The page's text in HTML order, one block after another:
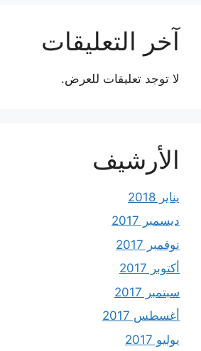
آخر التعليقات
لا توجد تعليقات للعرض.
الأرشيف
يناير 2018
ديسمبر 2017
نوفمبر 2017
أكتوبر 2017
سبتمبر 2017
أغسطس 2017
يوليو 2017